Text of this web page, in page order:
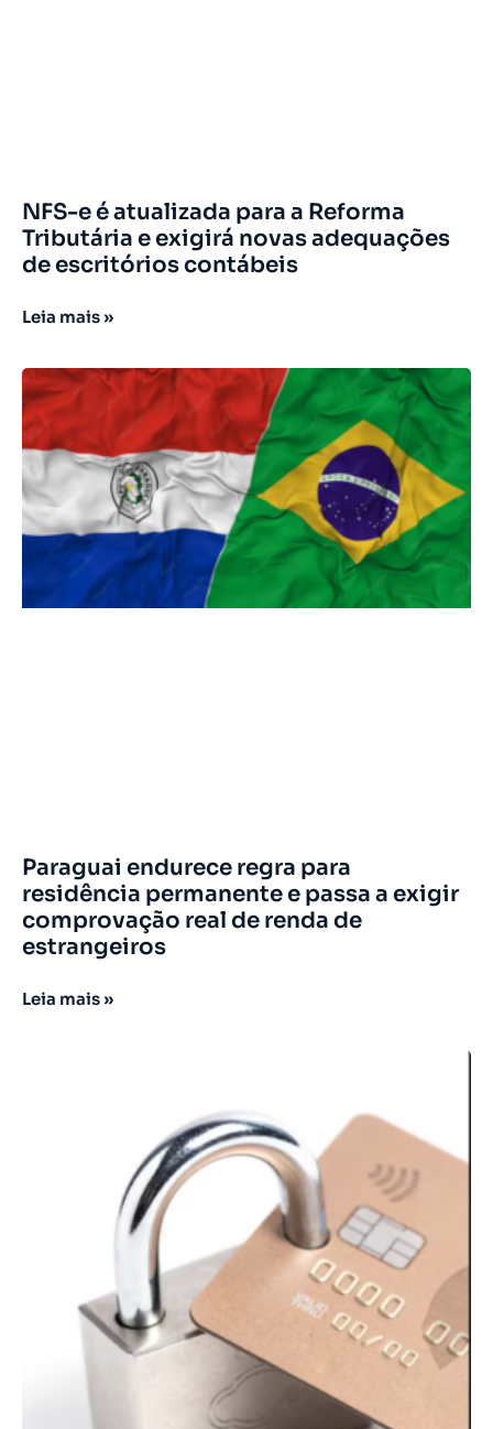
NFS-e é atualizada para a Reforma
Tributária e exigirá novas adequações
de escritórios contábeis
Leia mais »
Paraguai endurece regra para
residência permanente e passa a exigir
comprovação real de renda de
estrangeiros
Leia mais »